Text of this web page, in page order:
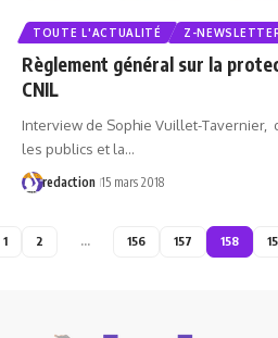
TOUTE L'ACTUALITÉ Z-
Règlement général sur la
CNIL
Interview de Sophie Vuillet-Tavernier,
les publics et la…
redaction 15 mars 2018
1 2 … 156 157 158